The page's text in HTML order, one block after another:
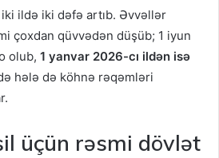
iki ildə iki dəfə artıb. Əvvəllər
çoxdan qüvvədən düşüb; 1 iyun
olub, 1 yanvar 2026-cı ildən isə
hələ də köhnə rəqəmləri
üçün rəsmi dövlət